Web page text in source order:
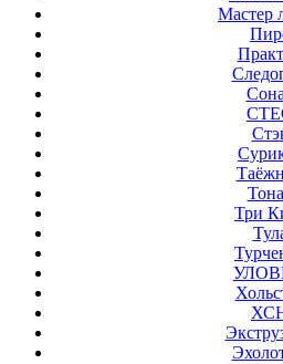
Мастер
Три